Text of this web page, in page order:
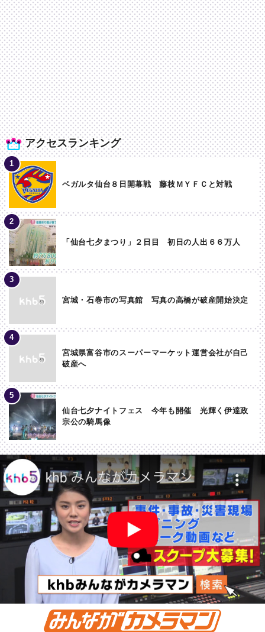
アクセスランキング
ベガルタ仙台８日開幕戦 藤枝ＭＹＦＣと対戦
「仙台七夕まつり」２日目 初日の人出６６万人
宮城・石巻市の写真館 写真の高橋が破産開始決定
宮城県富谷市のスーパーマーケット運営会社が自己
破産へ
仙台七夕ナイトフェス 今年も開催 光輝く伊達政
宗公の騎馬像